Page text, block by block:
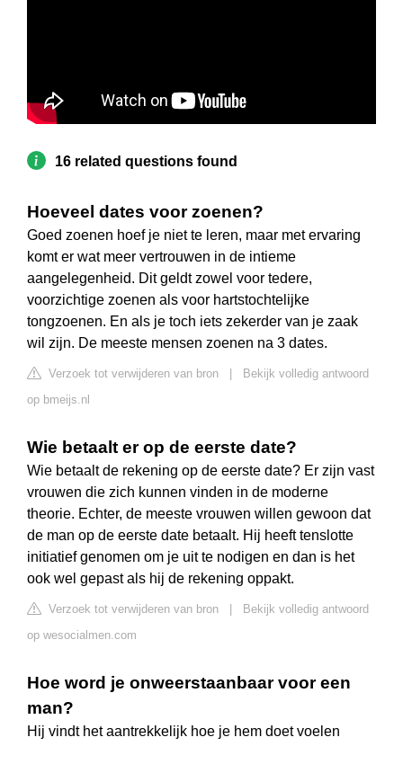
16 related questions found
Hoeveel dates voor zoenen?
Goed zoenen hoef je niet te leren, maar met ervaring
komt er wat meer vertrouwen in de intieme
aangelegenheid. Dit geldt zowel voor tedere,
voorzichtige zoenen als voor hartstochtelijke
tongzoenen. En als je toch iets zekerder van je zaak
wil zijn. De meeste mensen zoenen na 3 dates.
Verzoek tot verwijderen van bron
Bekijk volledig antwoord
op bmeijs.nl
Wie betaalt er op de eerste date?
Wie betaalt de rekening op de eerste date? Er zijn vast
vrouwen die zich kunnen vinden in de moderne
theorie. Echter, de meeste vrouwen willen gewoon dat
de man op de eerste date betaalt. Hij heeft tenslotte
initiatief genomen om je uit te nodigen en dan is het
ook wel gepast als hij de rekening oppakt.
Verzoek tot verwijderen van bron
Bekijk volledig antwoord
op wesocialmen.com
Hoe word je onweerstaanbaar voor een
man?
Hij vindt het aantrekkelijk hoe je hem doet voelen